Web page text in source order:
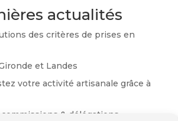
actualités
des critères de prises en
et Landes
votre activité artisanale grâce à
& délégations